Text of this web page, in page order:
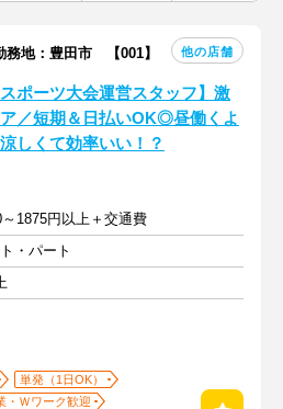
地：豊田市 【001】 他の店舗
スポーツ大会運営スタッフ】激
／短期＆日払いOK◎昼働くよ
しくて効率いい！？
1875円以上＋交通費
・パート
単発（1日OK）
・Ｗワーク歓迎